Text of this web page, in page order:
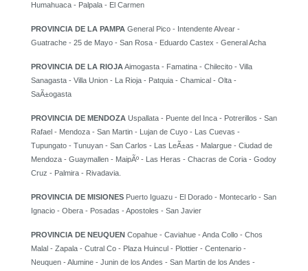
Humahuaca - Palpala - El Carmen
PROVINCIA DE LA PAMPA General Pico - Intendente Alvear -
Guatrache - 25 de Mayo - San Rosa - Eduardo Castex - General Acha
PROVINCIA DE LA RIOJAAimogasta - Famatina - Chilecito - Villa
Sanagasta - Villa Union - La Rioja - Patquia - Chamical - Olta -
SaÃ±ogasta
PROVINCIA DE MENDOZA Uspallata - Puente del Inca - Potrerillos - San
Rafael - Mendoza - San Martin - Lujan de Cuyo - Las Cuevas -
Tupungato - Tunuyan - San Carlos - Las LeÃ±as - Malargue - Ciudad de
Mendoza - Guaymallen - MaipÃº - Las Heras - Chacras de Coria - Godoy
Cruz - Palmira - Rivadavia.
PROVINCIA DE MISIONES Puerto Iguazu - El Dorado - Montecarlo - San
Ignacio - Obera - Posadas - Apostoles - San Javier
PROVINCIA DE NEUQUEN Copahue - Caviahue - Anda Collo - Chos
Malal - Zapala - Cutral Co - Plaza Huincul - Plottier - Centenario -
Neuquen - Alumine - Junin de los Andes - San Martin de los Andes -